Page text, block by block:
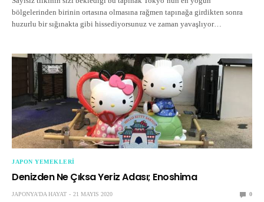
bölgelerinden birinin ortasına olmasına rağmen tapınağa girdikten sonra
huzurlu bir sığınakta gibi hissediyorsunuz ve zaman yavaşlıyor…
JAPON YEMEKLERI
Denizden Ne Çıksa Yeriz Adası; Enoshima
JAPONYA'DA HAYAT 21 MAYIS 2020 0